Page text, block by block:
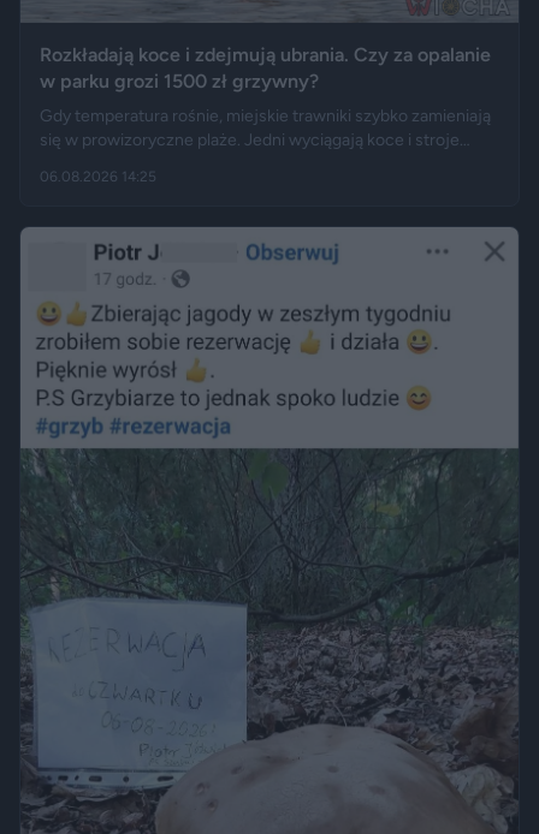
Rozkładają koce i zdejmują ubrania. Czy za opalanie
w parku grozi 1500 zł grzywny?
Gdy temperatura rośnie, miejskie trawniki szybko zamieniają
się w prowizoryczne plaże. Jedni wyciągają koce i stroje
legalne. Jak opisują Gazeta.pl i „Rzeczpospolita”, samo
przez nagość, złamanie regulaminu parku albo zajęcie
trawnika, który nie został przeznaczony do rekreacji.
06.08.2026 14:25